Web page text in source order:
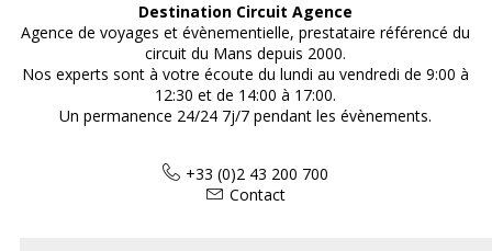
Destination Circuit Agence
Agence de voyages et évènementielle, prestataire référencé du
circuit du Mans depuis 2000.
Nos experts sont à votre écoute du lundi au vendredi de 9:00 à
12:30 et de 14:00 à 17:00.
Un permanence 24/24 7j/7 pendant les évènements.
+33 (0)2 43 200 700
Contact